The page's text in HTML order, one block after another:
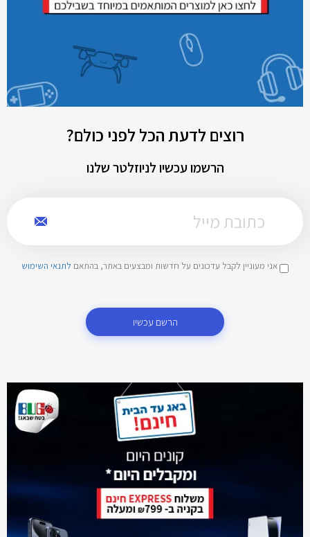
רוצים לדעת הכל לפני כולם?
הרשמו עכשיו לניוזלטר שלנו
אני מעוניין לקבל עדכונים על חדשות ומבצעים באתר, בהתאם לתנאי השימוש
הרשם עכשיו